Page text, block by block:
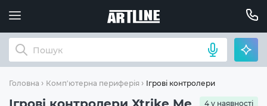
Головна Комп'ютерна периферія Ігрові контролери
4 у наявності